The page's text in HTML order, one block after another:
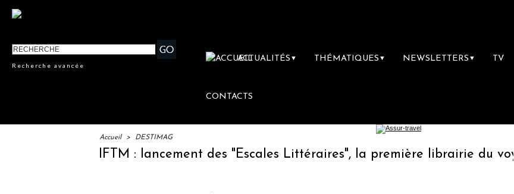
Recherche avancée
ACTUALITÉS ▼ THÉMATIQUES ▼ NEWSLETTERS ▼ TV
CONTACTS
Accueil > DESTIMAG
IFTM : lancement des "Escales Littéraires", la première librairie du voyage